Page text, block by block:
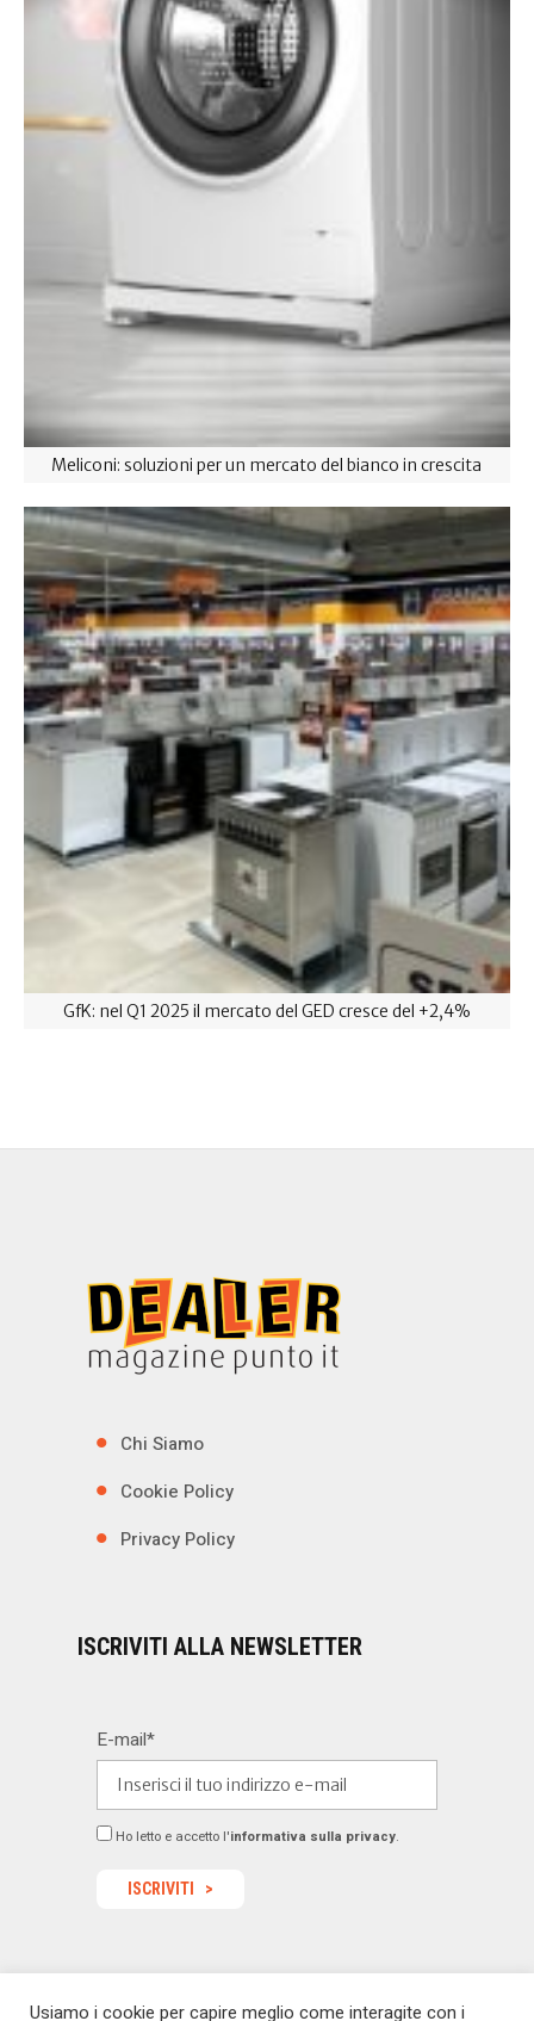
Meliconi: soluzioni per un mercato del bianco in crescita
GfK: nel Q1 2025 il mercato del GED cresce del +2,4%
Chi Siamo
Cookie Policy
Privacy Policy
ISCRIVITI ALLA NEWSLETTER
E-mail*
Ho letto e accetto l'informativa sulla privacy.
Usiamo i cookie per capire meglio come interagite con i